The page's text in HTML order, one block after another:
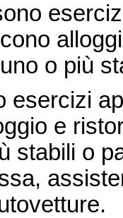
o più
e
stabili o